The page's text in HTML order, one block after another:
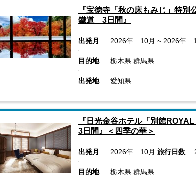
『宝徳寺「秋の床もみじ」特
鐵道 3日間』
出発月 2026年 10月 ~ 2026年
目的地 栃木県 群馬県
出発地 愛知県
『日光金谷ホテル「別館
3日間』＜四季の華＞
出発月 2026年 10月 旅行日数
目的地 栃木県 群馬県